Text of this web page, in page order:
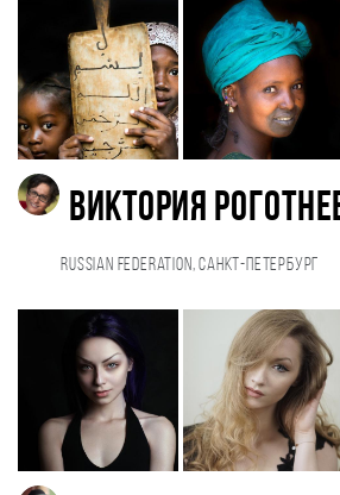
Виктория
Russian Federation, Санкт-Петербург